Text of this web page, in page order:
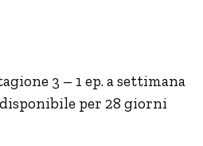
3 – 1 ep. a settimana
per 28 giorni